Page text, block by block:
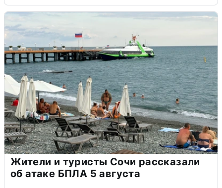
Жители и туристы Сочи рассказали
об атаке БПЛА 5 августа